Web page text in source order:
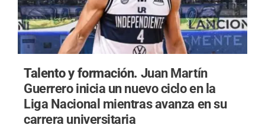
Talento y formación. Juan Martín
Guerrero inicia un nuevo ciclo en la
Liga Nacional mientras avanza en su
carrera universitaria